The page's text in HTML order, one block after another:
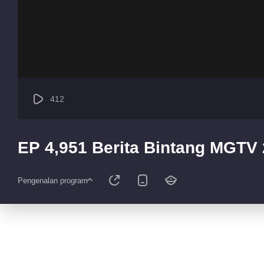
412
EP 4,951 Berita Bintang MGTV
Pengenalan program